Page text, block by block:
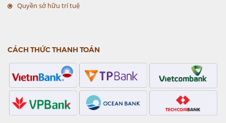
Quyền sở hữu trí tuệ
CÁCH THỨC THANH TOÁN